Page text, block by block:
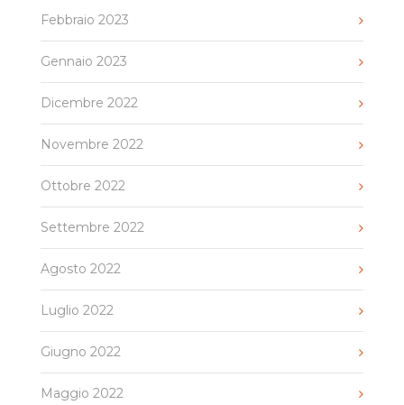
Febbraio 2023
Gennaio 2023
Dicembre 2022
Novembre 2022
Ottobre 2022
Settembre 2022
Agosto 2022
Luglio 2022
Giugno 2022
Maggio 2022